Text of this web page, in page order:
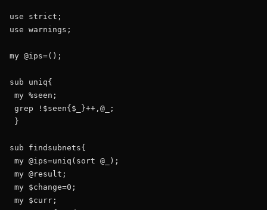
use strict;
use warnings;
my @ips=();
sub uniq{
my %seen;
grep !$seen{$_}++,@_;
}
sub findsubnets{
my @ips=uniq(sort @_);
my @result;
my $change=0;
my $curr;